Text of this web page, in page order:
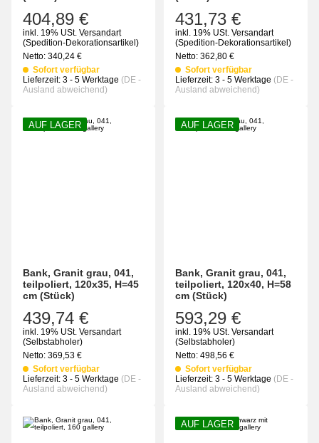
404,89 €
inkl. 19% USt. Versandart
(Spedition-Dekorationsartikel)
Netto: 340,24 €
Sofort verfügbar
Lieferzeit: 3 - 5 Werktage (DE -
Ausland abweichend)
431,73 €
inkl. 19% USt. Versandart
(Spedition-Dekorationsartikel)
Netto: 362,80 €
Sofort verfügbar
Lieferzeit: 3 - 5 Werktage (DE -
Ausland abweichend)
AUF LAGER
Bank, Granit grau, 041,
teilpoliert, 120x35, H=45
cm (Stück)
439,74 €
inkl. 19% USt. Versandart
(Selbstabholer)
Netto: 369,53 €
Sofort verfügbar
Lieferzeit: 3 - 5 Werktage (DE -
Ausland abweichend)
AUF LAGER
Bank, Granit grau, 041,
teilpoliert, 120x40, H=58
cm (Stück)
593,29 €
inkl. 19% USt. Versandart
(Selbstabholer)
Netto: 498,56 €
Sofort verfügbar
Lieferzeit: 3 - 5 Werktage (DE -
Ausland abweichend)
AUF LAGER